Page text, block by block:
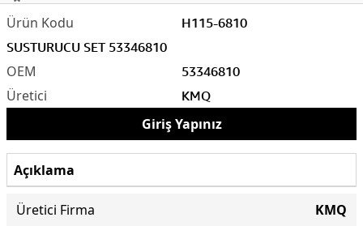
H115-6810
53346810
SUSTURUCU SET 53346810
KMQ
Giriş Yapınız
Açıklama
Üretici Firma KMQ